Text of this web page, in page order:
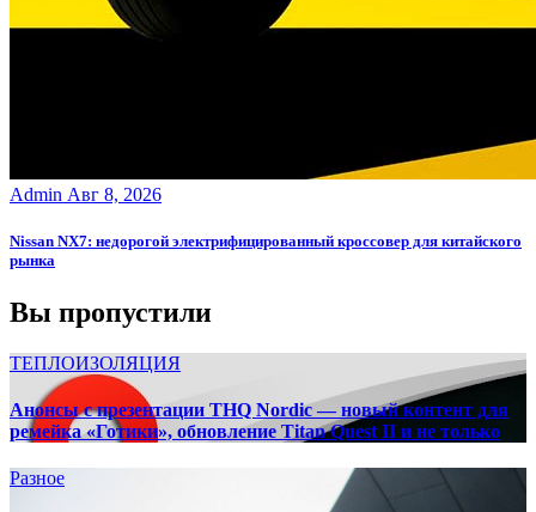
Admin Авг 8, 2026
Nissan NX7: недорогой электрифицированный кроссовер для китайского
рынка
Вы пропустили
ТЕПЛОИЗОЛЯЦИЯ
Анонсы с презентации THQ Nordic — новый контент для
ремейка «Готики», обновление Titan Quest II и не только
Разное